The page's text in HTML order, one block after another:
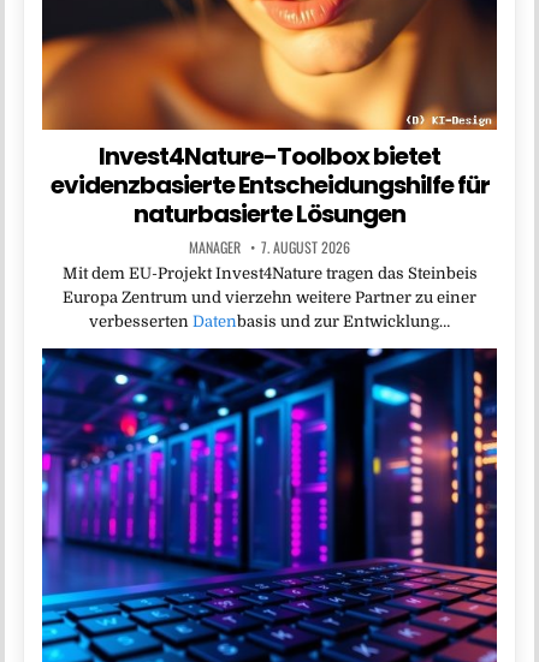
Invest4Nature-Toolbox bietet
evidenzbasierte Entscheidungshilfe für
naturbasierte Lösungen
MANAGER 7. AUGUST 2026
Mit dem EU-Projekt Invest4Nature tragen das Steinbeis
Europa Zentrum und vierzehn weitere Partner zu einer
verbesserten Datenbasis und zur Entwicklung…